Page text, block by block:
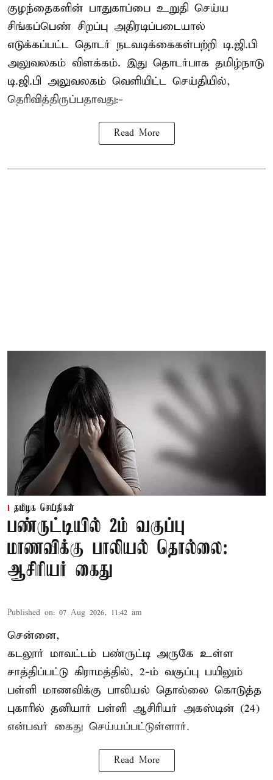
குழந்தைகளின் பாதுகாப்பை உறுதி செய்ய
சிங்கப்பெண் சிறப்பு அதிரடிப்படையால்
எடுக்கப்பட்ட தொடர் நடவடிக்கைகள்பற்றி டி.ஜி.பி
அலுவலகம் விளக்கம். இது தொடர்பாக தமிழ்நாடு
டி.ஜி.பி அலுவலகம் வெளியிட்ட செய்தியில்,
தெரிவித்திருப்பதாவது:-
Read More
தமிழக செய்திகள்
பண்ருட்டியில் 2ம் வகுப்பு
மாணவிக்கு பாலியல் தொல்லை:
ஆசிரியர் கைது
Published on: 07 Aug 2026, 11:42 am
சென்னை,
கடலூர் மாவட்டம் பண்ருட்டி அருகே உள்ள
சாத்திப்பட்டு கிராமத்தில், 2-ம் வகுப்பு பயிலும்
பள்ளி மாணவிக்கு பாலியல் தொல்லை கொடுத்த
புகாரில் தனியார் பள்ளி ஆசிரியர் அகஸ்டின் (24)
என்பவர் கைது செய்யப்பட்டுள்ளார்.
Read More